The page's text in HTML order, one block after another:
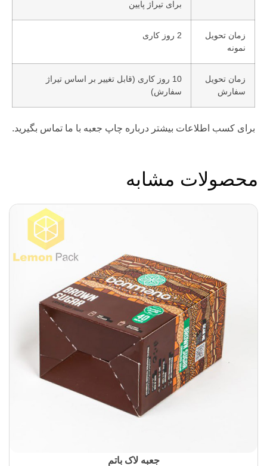
برای تیراژ پایین
زمان تحویل
نمونه
2 روز کاری
زمان تحویل
سفارش
10 روز کاری (قابل تغییر بر اساس تیراژ
سفارش)
برای کسب اطلاعات بیشتر درباره چاپ جعبه با ما تماس بگیرید.
محصولات مشابه
جعبه لاک باتم